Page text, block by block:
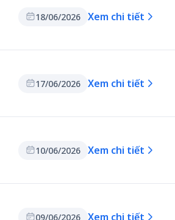
18/06/2026 Xem chi tiết
17/06/2026 Xem chi tiết
10/06/2026 Xem chi tiết
09/06/2026 Xem chi tiết